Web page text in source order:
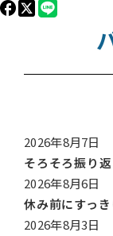
2026年8月7日
そろそろ振り返
2026年8月6日
休み前にすっき
2026年8月3日